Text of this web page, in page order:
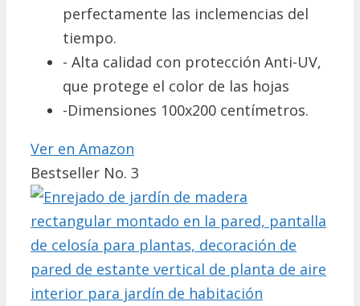
perfectamente las inclemencias del
tiempo.
- Alta calidad con protección Anti-UV,
que protege el color de las hojas
-Dimensiones 100x200 centímetros.
Ver en Amazon
Bestseller No. 3